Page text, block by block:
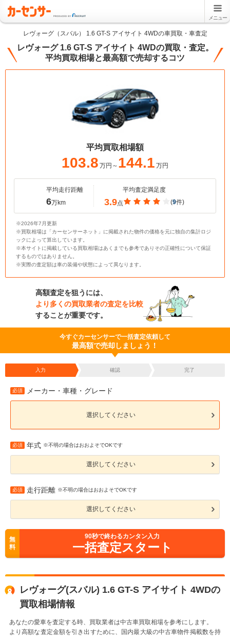
メニュー
レヴォーグ（スバル） 1.6 GT-S アイサイト 4WDの車買取・車査定
レヴォーグ 1.6 GT-S アイサイト 4WDの買取・査定。
平均買取相場と最高額で売却するコツ
平均買取相場額
103.8 万円～ 144.1 万円
平均走行距離
6万km
平均査定満足度
3.9点 (9件)
※2026年7月更新
※買取相場は「カーセンサーネット」に掲載された物件の価格を元に独自の集計ロジ
ックによって算出しています。
※本サイトに掲載している買取相場はあくまでも参考でありその正確性について保証
するものではありません。
※実際の査定額は車の装備や状態によって異なります。
高額査定を狙うには、
より多くの買取業者の査定を比較
することが重要です。
今すぐカーセンサーで一括査定依頼して
最高額で売却しましょう！
入力 確認 完了
必須 メーカー・車種・グレード
選択してください
必須 年式 ※不明の場合はおおよそでOKです
選択してください
必須 走行距離 ※不明の場合はおおよそでOKです
選択してください
無
料
90秒で終わるカンタン入力
一括査定スタート
レヴォーグ(スバル) 1.6 GT-S アイサイト 4WDの
買取相場情報
あなたの愛車を査定する時、買取業者は中古車買取相場を参考にします。
より高額な査定金額を引き出すために、国内最大級の中古車物件掲載数を持